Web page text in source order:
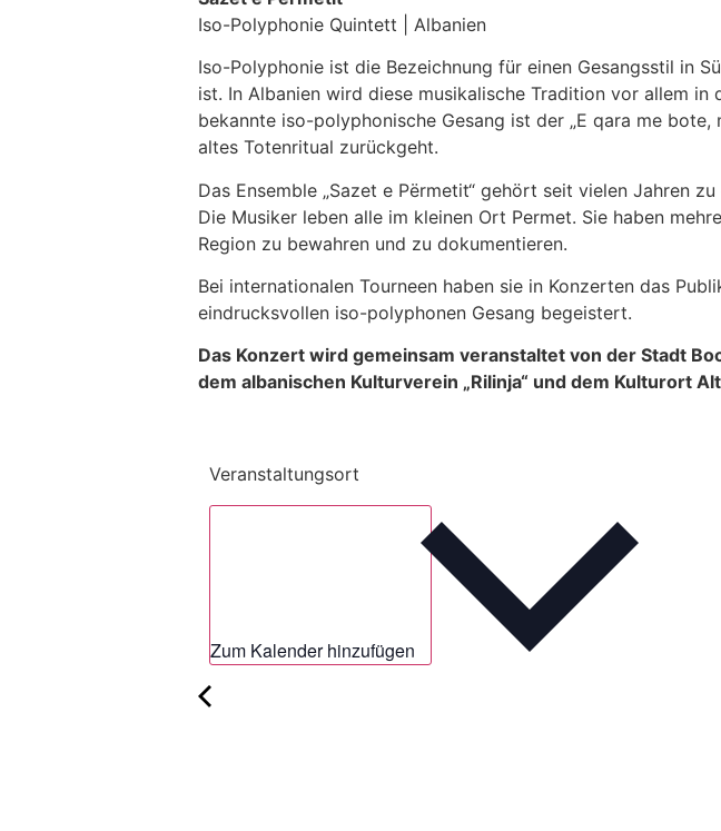
Iso-Polyphonie Quintett | Albanien
Iso-Polyphonie ist die Bezeichnung für einen Gesangsstil in
ist. In Albanien wird diese musikalische Tradition vor allem
bekannte iso-polyphonische Gesang ist der „E qara me
altes Totenritual zurückgeht.
Das Ensemble „Sazet e Përmetit“ gehört seit vielen Jahren
Die Musiker leben alle im kleinen Ort Permet. Sie haben
Region zu bewahren und zu dokumentieren.
Bei internationalen Tourneen haben sie in Konzerten das
eindrucksvollen iso-polyphonen Gesang begeistert.
Das Konzert wird gemeinsam veranstaltet von der Stadt
dem albanischen Kulturverein „Rilinja“ und dem Kulturort
Veranstaltungsort
Zum Kalender hinzufügen